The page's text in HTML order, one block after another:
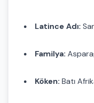
Latince Adı:
Familya:
Köken: Batı